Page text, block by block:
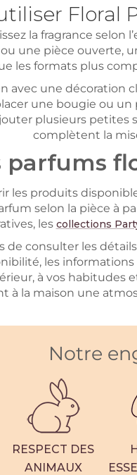
Floral
la fragrance
une pièce ouverte,
les formats plus
une décoration
une bougie ou
plusieurs petites
complètent la
parfums
produits
selon la pièce à
les collections
consulter les
les
à vos habitudes
à la maison une
Notre
RESPECT DES
ANIMAUX